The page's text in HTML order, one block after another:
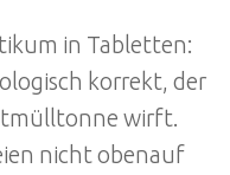
in Tabletten:
korrekt, der
wirft.
nicht obenauf